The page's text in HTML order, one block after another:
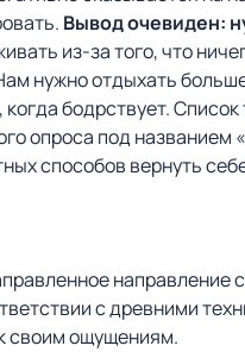
Вывод очевиден:
из-за того, что
нужно отдыхать
бодрствует.
опроса под названием
способов вернуть
с древними
своим ощущениям.